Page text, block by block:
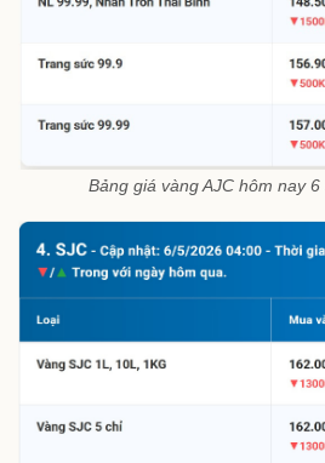
Bảng giá vàng AJC hôm nay